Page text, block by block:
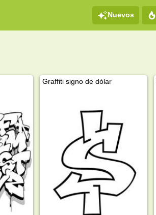
Nuevos
Graffiti signo de dólar